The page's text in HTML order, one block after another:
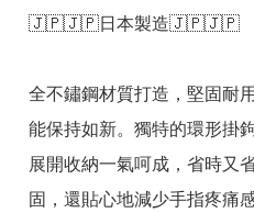
🇯🇵🇯🇵日本製造🇯🇵🇯🇵
全不鏽鋼材質打造，堅固耐
能保持如新。獨特的環形掛
展開收納一氣呵成，省時又
固，還貼心地減少手指疼痛